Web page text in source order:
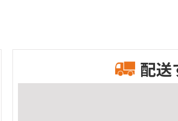
配送